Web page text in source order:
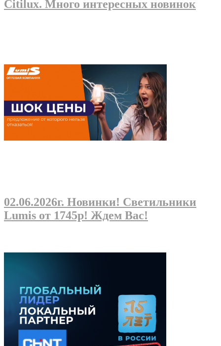
Citilux. Много интересных новинок
02.06.2026г. Новинки! Светильники
Lumis от 1745р! Ждем Вас!